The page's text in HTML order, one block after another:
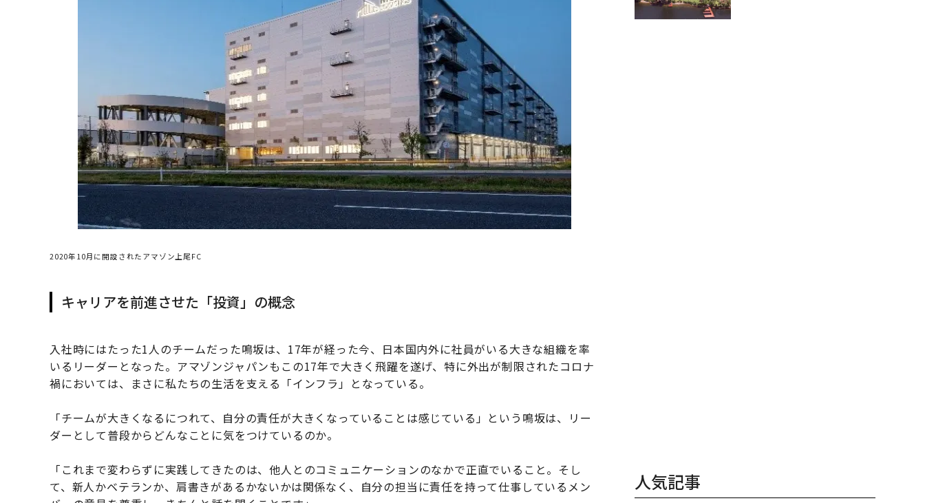
2020年10月に開設されたアマゾン上尾FC
キャリアを前進させた「投資」の概念
入社時にはたった1人のチームだった鳴坂は、17年が経った今、日本国内外に社員がいる大きな組織を率
いるリーダーとなった。アマゾンジャパンもこの17年で大きく飛躍を遂げ、特に外出が制限されたコロナ
禍においては、まさに私たちの生活を支える「インフラ」となっている。
「チームが大きくなるにつれて、自分の責任が大きくなっていることは感じている」という鳴坂は、リー
ダーとして普段からどんなことに気をつけているのか。
「これまで変わらずに実践してきたのは、他人とのコミュニケーションのなかで正直でいること。そし
て、新人かベテランか、肩書きがあるかないかは関係なく、自分の担当に責任を持って仕事しているメン
人気記事